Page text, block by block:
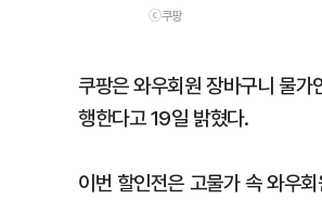
ⓒ쿠팡
쿠팡은 와우회원 장바구니 물
행한다고 19일 밝혔다.
이번 할인전은 고물가 속 와우